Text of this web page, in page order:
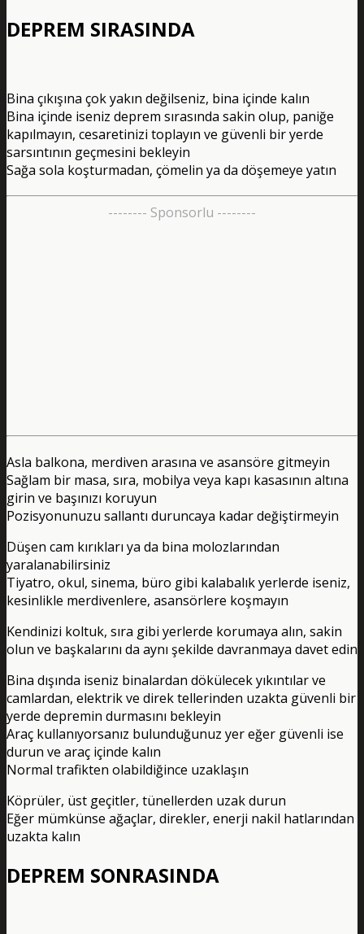
DEPREM SIRASINDA
Bina çıkışına çok yakın değilseniz, bina içinde kalın
Bina içinde iseniz deprem sırasında sakin olup, paniğe
kapılmayın, cesaretinizi toplayın ve güvenli bir yerde
sarsıntının geçmesini bekleyin
Sağa sola koşturmadan, çömelin ya da döşemeye yatın
-------- Sponsorlu --------
Asla balkona, merdiven arasına ve asansöre gitmeyin
Sağlam bir masa, sıra, mobilya veya kapı kasasının altına
girin ve başınızı koruyun
Pozisyonunuzu sallantı duruncaya kadar değiştirmeyin
Düşen cam kırıkları ya da bina molozlarından
yaralanabilirsiniz
Tiyatro, okul, sinema, büro gibi kalabalık yerlerde iseniz,
kesinlikle merdivenlere, asansörlere koşmayın
Kendinizi koltuk, sıra gibi yerlerde korumaya alın, sakin
olun ve başkalarını da aynı şekilde davranmaya davet edin
Bina dışında iseniz binalardan dökülecek yıkıntılar ve
camlardan, elektrik ve direk tellerinden uzakta güvenli bir
yerde depremin durmasını bekleyin
Araç kullanıyorsanız bulunduğunuz yer eğer güvenli ise
durun ve araç içinde kalın
Normal trafikten olabildiğince uzaklaşın
Köprüler, üst geçitler, tünellerden uzak durun
Eğer mümkünse ağaçlar, direkler, enerji nakil hatlarından
uzakta kalın
DEPREM SONRASINDA